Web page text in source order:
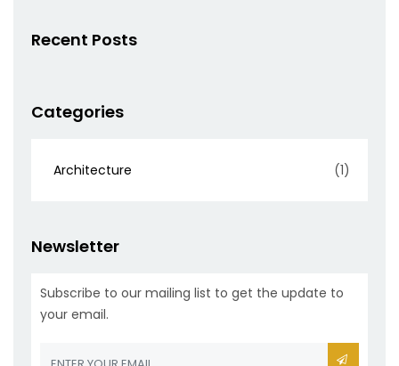
Recent Posts
Categories
Architecture (1)
Newsletter
Subscribe to our mailing list to get the update to
your email.